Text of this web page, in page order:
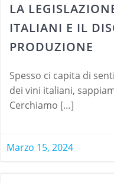
LA
ITALIANI E IL
PRODUZIONE
Spesso ci capita di
dei vini italiani,
Cerchiamo […]
Marzo 15, 2024